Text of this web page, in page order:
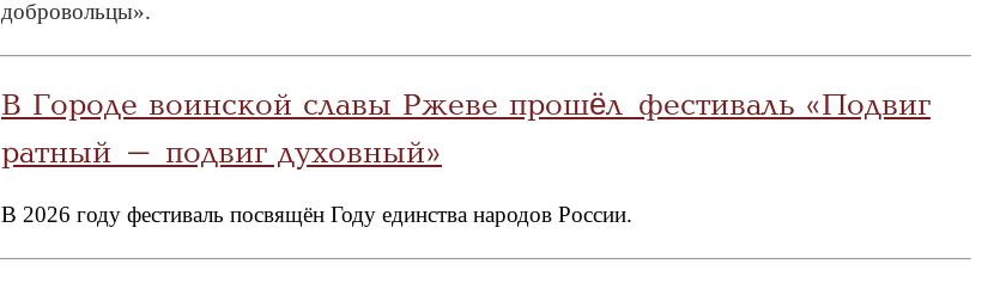
добровольцы».
В Городе воинской славы Ржеве прошёл фестиваль «Подвиг
ратный – подвиг духовный»
В 2026 году фестиваль посвящён Году единства народов России.